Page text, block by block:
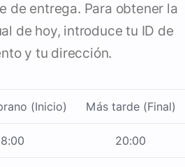
de entrega. Para obtener la
de hoy, introduce tu ID de
y tu dirección.
(Inicio) Más tarde (Final)
20:00